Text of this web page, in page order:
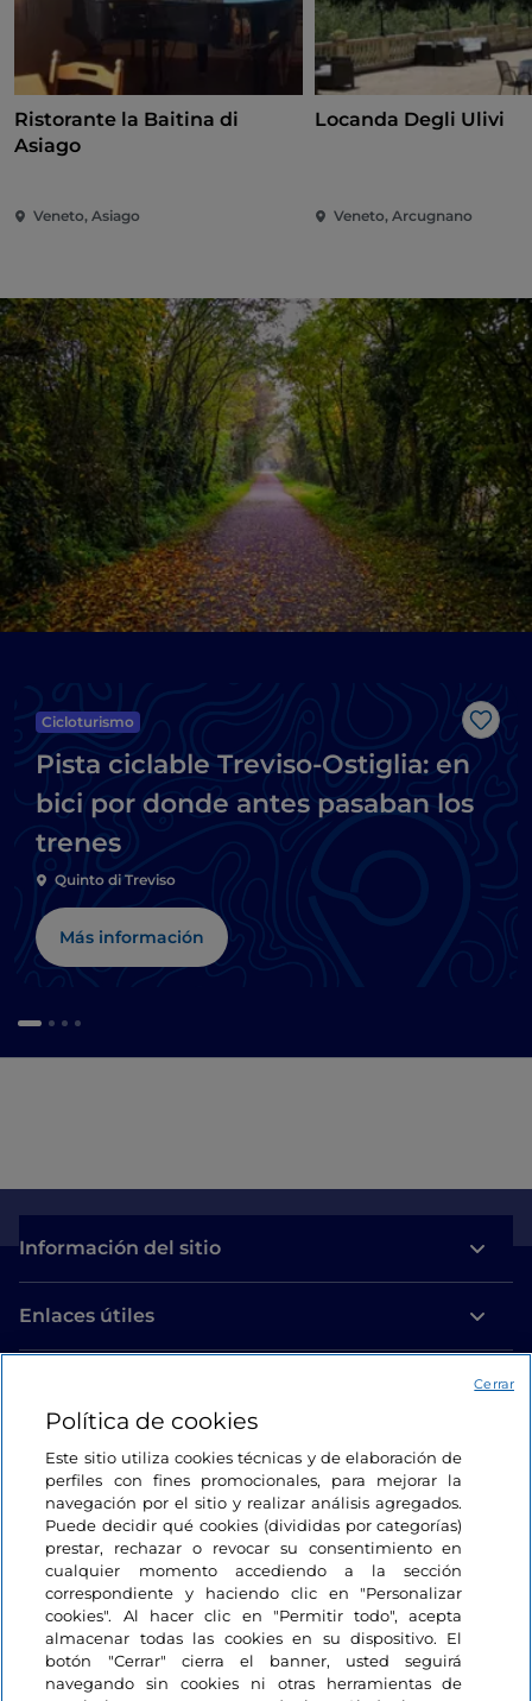
Ristorante la Baitina di
Asiago
Veneto, Asiago
Locanda Degli Ulivi
Veneto, Arcugnano
Me
Cicloturismo
Pista ciclable Treviso-Ostiglia: en
bici por donde antes pasaban los
trenes
Quinto di Treviso
Más información
Información del sitio
Enlaces útiles
Estamos en contacto
Política de cookies
Este sitio utiliza cookies técnicas y de elaboración de
perfiles con fines promocionales, para mejorar la
navegación por el sitio y realizar análisis agregados.
Puede decidir qué cookies (divididas por categorías)
prestar, rechazar o revocar su consentimiento en
cualquier momento accediendo a la sección
correspondiente y haciendo clic en "Personalizar
cookies". Al hacer clic en "Permitir todo", acepta
almacenar todas las cookies en su dispositivo. El
botón "Cerrar" cierra el banner, usted seguirá
navegando sin cookies ni otras herramientas de
Cerrar